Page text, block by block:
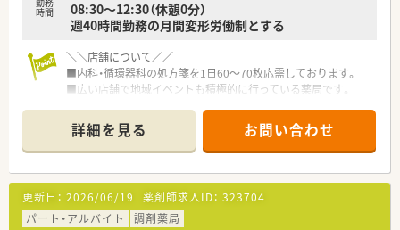
時間
08:30〜12:30（休憩0分）
週40時間勤務の月間変形労働制とする
＼＼店舗について／／
■内科・循環器科の処方箋を1日60～70枚応需しております。
■広い店舗で地域イベントも積極的に行っている薬局です。
＼＼こんな会社です／／
■三重県内に特化した、グループ合わせて30店舗以上を展開す
る地元調剤チェーンです。
■薬局併設の薬膳カフェなど既存の枠にとらわれない運営を行
っています。
■在宅に積極的に取り組んでおり、三重県では在宅件数トップク
詳細を見る お問い合わせ
更新日： 2026/06/19 薬剤師求人ID： 323704
パート・アルバイト
調剤薬局